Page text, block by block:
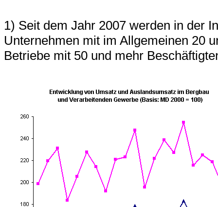
1) Seit dem Jahr 2007 werden in der
Unternehmen mit im Allgemeinen 20
Betriebe mit 50 und mehr